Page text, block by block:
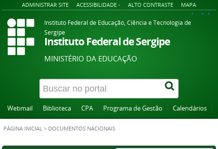
ADMINISTRAR SITE ACESSIBILIDADE - ALTO CONTRASTE MAPA
A+ A A-
Instituto Federal de Educação, Ciência e Tecnologia de
Sergipe
Instituto Federal de Sergipe
MINISTÉRIO DA EDUCAÇÃO
Webmail Biblioteca CPA Programa de Gestão Calendários
PÁGINA INICIAL > DOCUMENTOS NACIONAIS